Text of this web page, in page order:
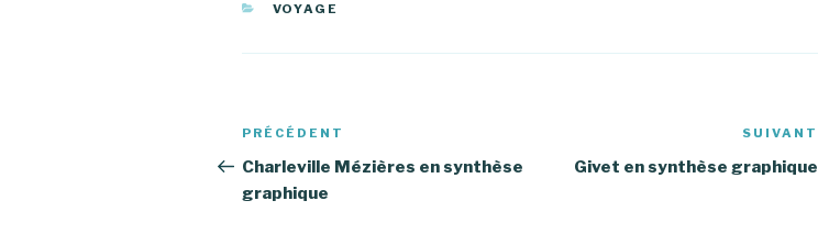
CATÉGORIES
VOYAGE
Navigation
de
l’article
Article
précédent
PRÉCÉDENT
Charleville Mézières en synthèse
graphique
SUIVANT
Givet en synthèse graphique